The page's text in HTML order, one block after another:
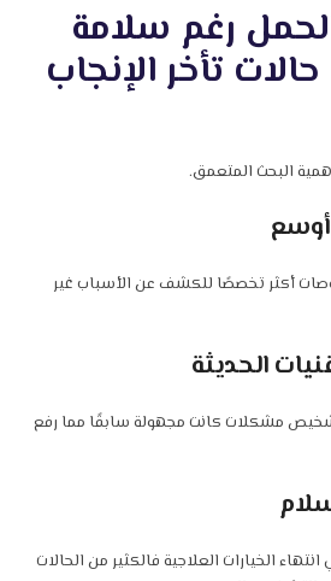
رغم سلامة
تأخر الإنجاب
البحث المتعمق.
أوسع
أكثر تخصصًا للكشف عن الأسباب غير
الحديثة
مشكلات كانت مجهولة سابقًا مما رفع
الخيارات العلاجية فالكثير من الحالات